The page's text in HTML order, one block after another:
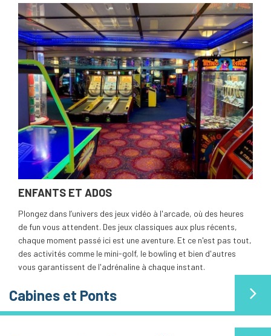
ENFANTS ET ADOS
Plongez dans l’univers des jeux vidéo à l'arcade, où des heures
de fun vous attendent. Des jeux classiques aux plus récents,
chaque moment passé ici est une aventure. Et ce n'est pas tout,
des activités comme le mini-golf, le bowling et bien d'autres
vous garantissent de l'adrénaline à chaque instant.
Cabines et Ponts